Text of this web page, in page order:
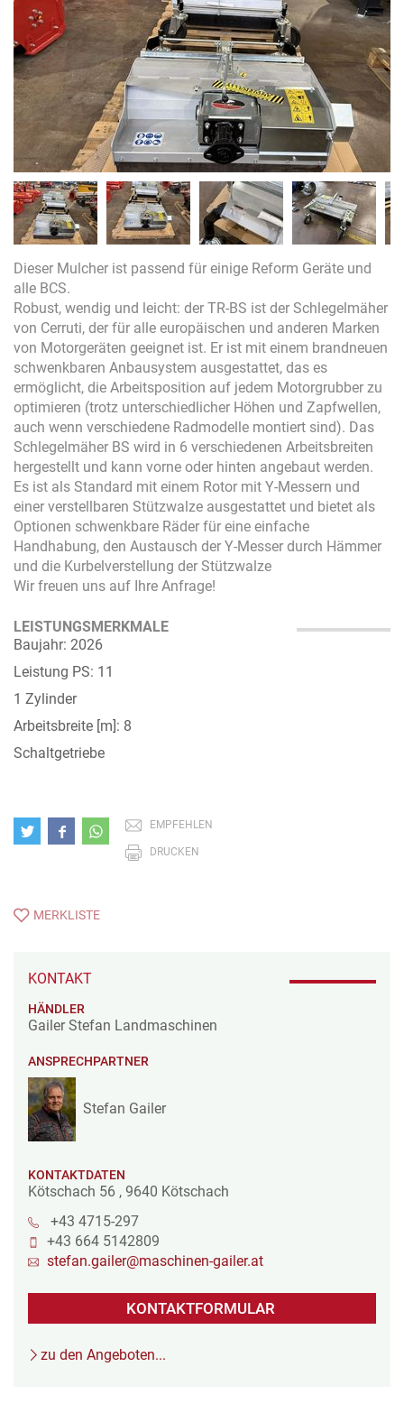
Dieser Mulcher ist passend für einige Reform Geräte und
alle BCS.
Robust, wendig und leicht: der TR-BS ist der Schlegelmäher
von Cerruti, der für alle europäischen und anderen Marken
von Motorgeräten geeignet ist. Er ist mit einem brandneuen
schwenkbaren Anbausystem ausgestattet, das es
ermöglicht, die Arbeitsposition auf jedem Motorgrubber zu
optimieren (trotz unterschiedlicher Höhen und Zapfwellen,
auch wenn verschiedene Radmodelle montiert sind). Das
Schlegelmäher BS wird in 6 verschiedenen Arbeitsbreiten
hergestellt und kann vorne oder hinten angebaut werden.
Es ist als Standard mit einem Rotor mit Y-Messern und
einer verstellbaren Stützwalze ausgestattet und bietet als
Optionen schwenkbare Räder für eine einfache
Handhabung, den Austausch der Y-Messer durch Hämmer
und die Kurbelverstellung der Stützwalze
Wir freuen uns auf Ihre Anfrage!
LEISTUNGSMERKMALE
Baujahr: 2026
Leistung PS: 11
1 Zylinder
Arbeitsbreite [m]: 8
Schaltgetriebe
EMPFEHLEN
DRUCKEN
MERKLISTE
KONTAKT
HÄNDLER
Gailer Stefan Landmaschinen
ANSPRECHPARTNER
Stefan Gailer
KONTAKTDATEN
Kötschach 56 , 9640 Kötschach
+43 4715-297
+43 664 5142809
stefan.gailer@maschinen-gailer.at
KONTAKTFORMULAR
zu den Angeboten...